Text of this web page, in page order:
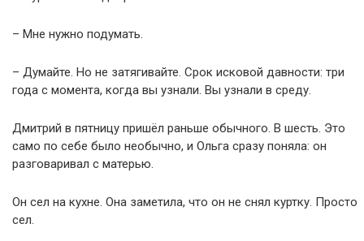
– Мне нужно подумать.
– Думайте. Но не затягивайте. Срок исковой давности: три
года с момента, когда вы узнали. Вы узнали в среду.
Дмитрий в пятницу пришёл раньше обычного. В шесть. Это
само по себе было необычно, и Ольга сразу поняла: он
разговаривал с матерью.
Он сел на кухне. Она заметила, что он не снял куртку. Просто
сел.